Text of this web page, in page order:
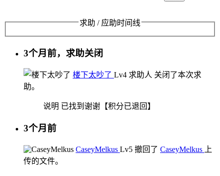
求助 / 应助时间线
3个月前，求助关闭
楼下太吵了 Lv4 求助人 关闭了本次求
助。
说明 已找到谢谢【积分已退回】
3个月前
CaseyMelkus Lv5 撤回了 CaseyMelkus 上
传的文件。